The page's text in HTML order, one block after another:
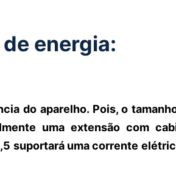
energia:
do aparelho. Pois, o
uma extensão com
suportará uma corrente